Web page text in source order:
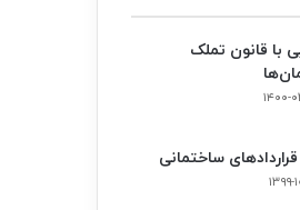
با قانون تملک
۰۲-۲۲
قراردادهای ساختمانی
۱۰-۲۲